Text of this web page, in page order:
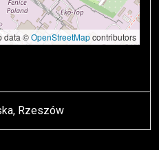
data ©OpenStreetMapcontributors
Rzeszów